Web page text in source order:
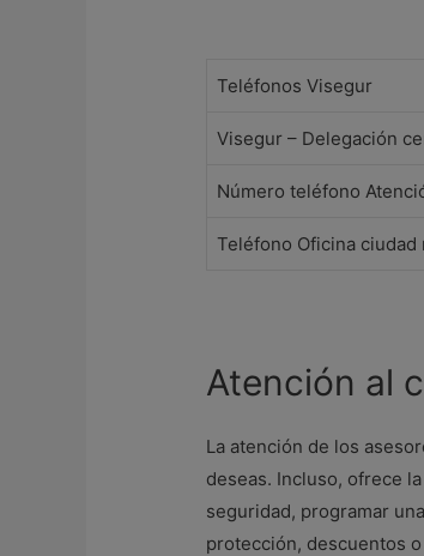
Teléfonos Visegur
Visegur – Delegación
Número teléfono
Teléfono Oficina ciudad
Atención al
La atención de los
deseas. Incluso, ofrece
seguridad, programar
protección, descuentos